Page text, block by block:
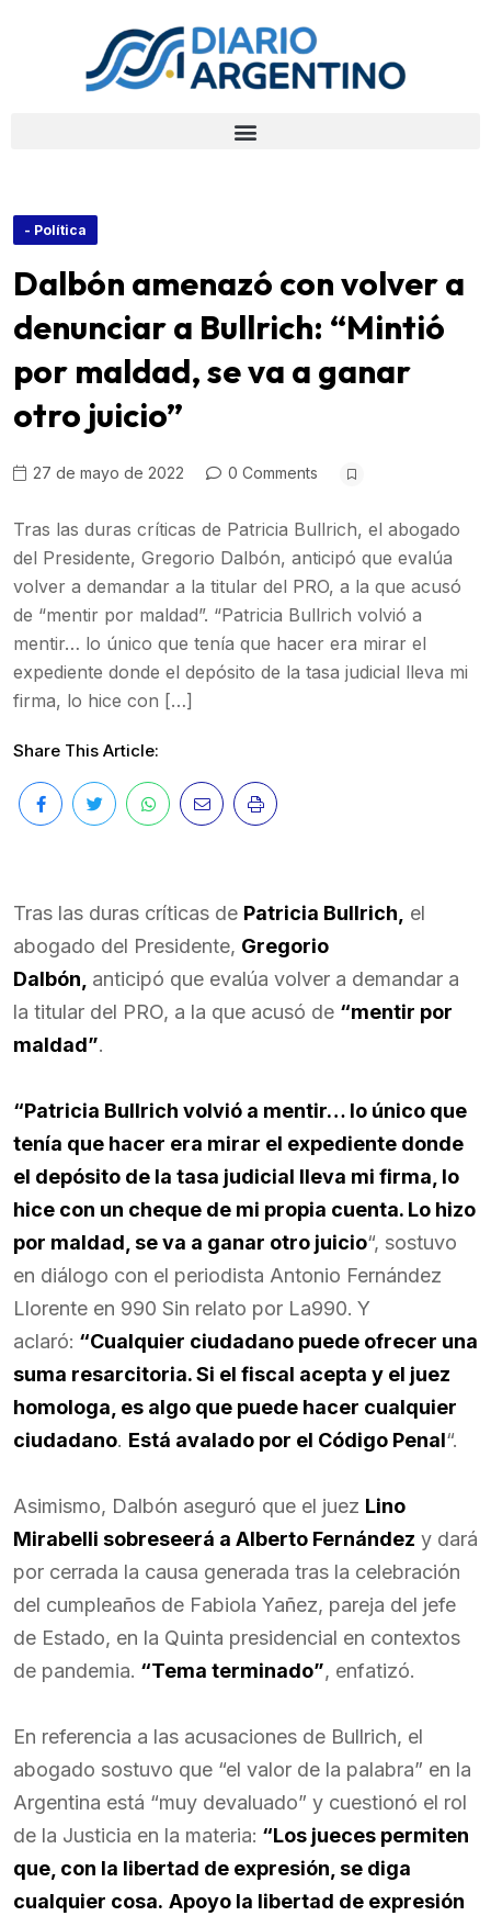
- Política
Dalbón amenazó con volver a
denunciar a Bullrich: “Mintió
por maldad, se va a ganar
otro juicio”
27 de mayo de 2022 0 Comments
Tras las duras críticas de Patricia Bullrich, el abogado
del Presidente, Gregorio Dalbón, anticipó que evalúa
volver a demandar a la titular del PRO, a la que acusó
de “mentir por maldad”. “Patricia Bullrich volvió a
mentir… lo único que tenía que hacer era mirar el
expediente donde el depósito de la tasa judicial lleva mi
firma, lo hice con […]
Share This Article:
Tras las duras críticas de Patricia Bullrich,
el
abogado del Presidente, Gregorio
Dalbón, anticipó que evalúa volver a demandar a
la titular del PRO, a la que acusó de “mentir por
maldad”.
“Patricia Bullrich volvió a mentir… lo único que
tenía que hacer era mirar el expediente donde
el depósito de la tasa judicial lleva mi firma, lo
hice con un cheque de mi propia cuenta. Lo hizo
por maldad, se va a ganar otro juicio“, sostuvo
en diálogo con el periodista Antonio Fernández
Llorente en 990 Sin relato por La990. Y
aclaró: “Cualquier ciudadano puede ofrecer una
suma resarcitoria. Si el fiscal acepta y el juez
homologa, es algo que puede hacer cualquier
ciudadano. Está avalado por el Código Penal“.
Asimismo, Dalbón aseguró que el juez Lino
Mirabelli sobreseerá a Alberto Fernández y dará
por cerrada la causa generada tras la celebración
del cumpleaños de Fabiola Yañez, pareja del jefe
de Estado, en la Quinta presidencial en contextos
de pandemia. “Tema terminado”, enfatizó.
En referencia a las acusaciones de Bullrich, el
abogado sostuvo que “el valor de la palabra” en la
Argentina está “muy devaluado” y cuestionó el rol
de la Justicia en la materia: “Los jueces permiten
que, con la libertad de expresión, se diga
cualquier cosa. Apoyo la libertad de expresión